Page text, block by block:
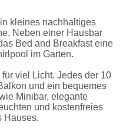
kleines nachhaltiges
Neben einer Hausbar
Bed and Breakfast eine
im Garten.
viel Licht. Jedes der 10
und ein bequemes
Minibar, elegante
und kostenfreies
Hauses.